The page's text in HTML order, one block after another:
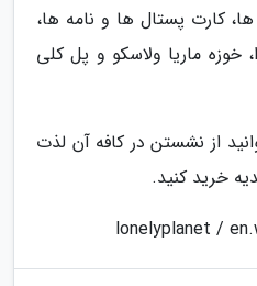
کارت پستال ها و نامه ها،
خوزه ماریا ولاسکو و پل کلی
از نشستن در کافه آن لذت
خرید کنید.